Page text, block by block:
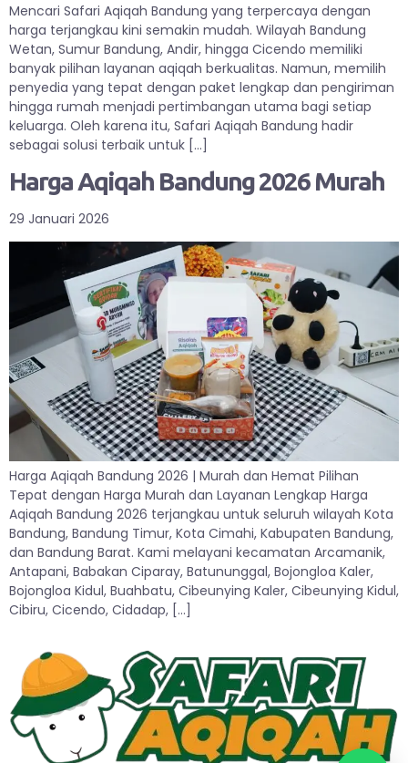
Mencari Safari Aqiqah Bandung yang terpercaya dengan
harga terjangkau kini semakin mudah. Wilayah Bandung
Wetan, Sumur Bandung, Andir, hingga Cicendo memiliki
banyak pilihan layanan aqiqah berkualitas. Namun, memilih
penyedia yang tepat dengan paket lengkap dan pengiriman
hingga rumah menjadi pertimbangan utama bagi setiap
keluarga. Oleh karena itu, Safari Aqiqah Bandung hadir
sebagai solusi terbaik untuk […]
Harga Aqiqah Bandung 2026 Murah
29 Januari 2026
Harga Aqiqah Bandung 2026 | Murah dan Hemat Pilihan
Tepat dengan Harga Murah dan Layanan Lengkap Harga
Aqiqah Bandung 2026 terjangkau untuk seluruh wilayah Kota
Bandung, Bandung Timur, Kota Cimahi, Kabupaten Bandung,
dan Bandung Barat. Kami melayani kecamatan Arcamanik,
Antapani, Babakan Ciparay, Batununggal, Bojongloa Kaler,
Bojongloa Kidul, Buahbatu, Cibeunying Kaler, Cibeunying Kidul,
Cibiru, Cicendo, Cidadap, […]